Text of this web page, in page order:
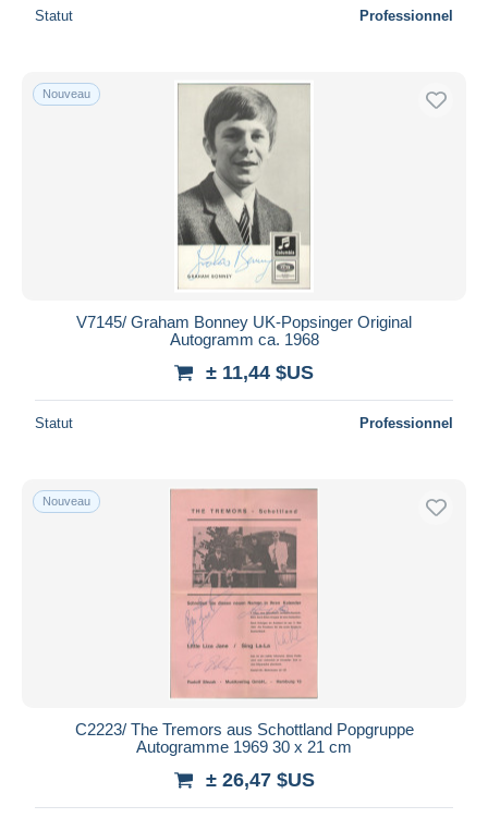
Statut Professionnel
Nouveau
V7145/ Graham Bonney UK-Popsinger Original
Autogramm ca. 1968
± 11,44 $US
Statut Professionnel
Nouveau
C2223/ The Tremors aus Schottland Popgruppe
Autogramme 1969 30 x 21 cm
± 26,47 $US